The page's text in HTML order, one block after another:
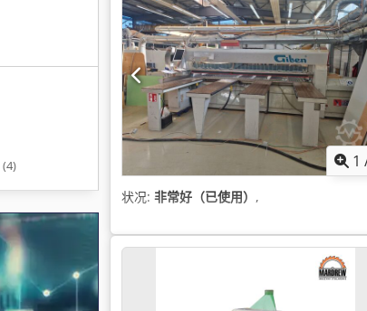
(4) 1
状况: 非常好（已使用） ,